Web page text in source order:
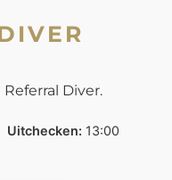
Diver.
Uitchecken 13:00